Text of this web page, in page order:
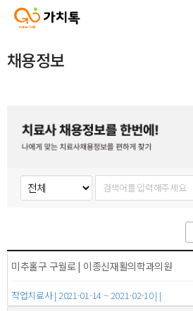
채용정보
미추홀구 구월로 | 이종신재활의학과의원
작업치료사 | 2021-01-14 ~ 2021-02-10 | |